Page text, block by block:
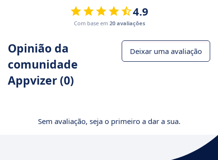
4.9
Com base em 20 avaliações
Opinião da
comunidade
Appvizer (0)
Deixar uma avaliação
Sem avaliação, seja o primeiro a dar a sua.